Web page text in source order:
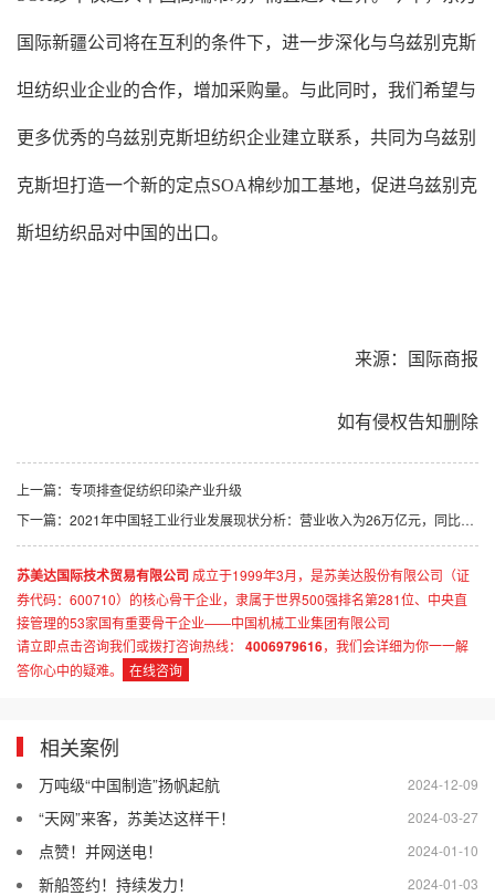
国际新疆公司将在互利的条件下，进一步深化与乌兹别克斯
坦纺织业企业的合作，增加采购量。与此同时，我们希望与
更多优秀的乌兹别克斯坦纺织企业建立联系，共同为乌兹别
克斯坦打造一个新的定点SOA棉纱加工基地，促进乌兹别克
斯坦纺织品对中国的出口。
来源：国际商报
如有侵权告知删除
上一篇： 专项排查促纺织印染产业升级
下一篇： 2021年中国轻工业行业发展现状分析：营业收入为26万亿元，同比增长33.3%
苏美达国际技术贸易有限公司 成立于1999年3月，是苏美达股份有限公司（证
券代码：600710）的核心骨干企业，隶属于世界500强排名第281位、中央直
接管理的53家国有重要骨干企业——中国机械工业集团有限公司
请立即点击咨询我们或拨打咨询热线：
4006979616，我们会详细为你一一解
答你心中的疑难。
在线咨询
相关案例
2024-12-09
万吨级“中国制造”扬帆起航
2024-03-27
“天网”来客，苏美达这样干！
2024-01-10
点赞！并网送电！
2024-01-03
新船签约！持续发力！